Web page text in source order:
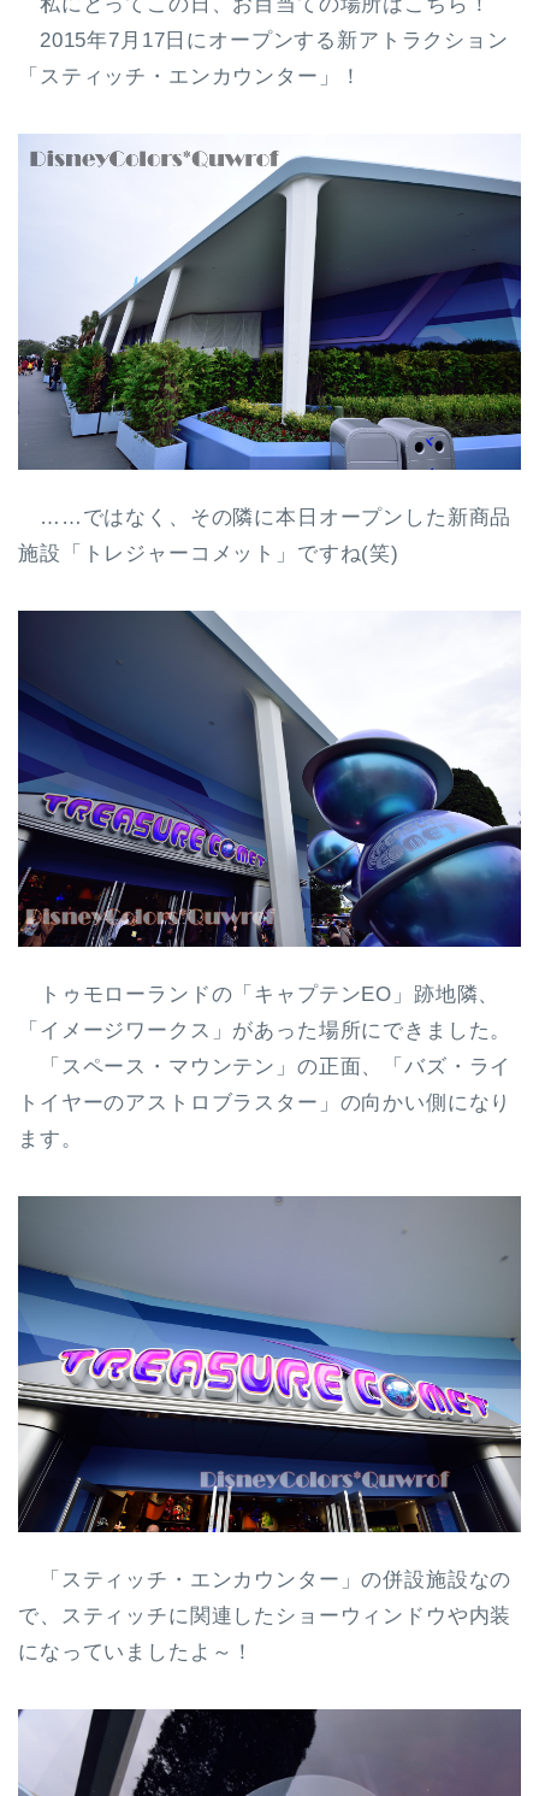
2015年7月17日にオープンする新アトラクション
「スティッチ・エンカウンター」！
……ではなく、その隣に本日オープンした新商品
施設「トレジャーコメット」ですね(笑)
トゥモローランドの「キャプテンEO」跡地隣、
「イメージワークス」があった場所にできました。
「スペース・マウンテン」の正面、「バズ・ライ
トイヤーのアストロブラスター」の向かい側になり
ます。
「スティッチ・エンカウンター」の併設施設なの
で、スティッチに関連したショーウィンドウや内装
になっていましたよ～！